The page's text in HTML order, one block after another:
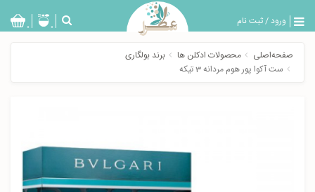
ورود/ثبت نام
بازگشت
0 0
صفحه‌اصلی محصولات ادکلن ها
برند بولگاری
ست آکوا پور هوم مردانه 3 تیکه